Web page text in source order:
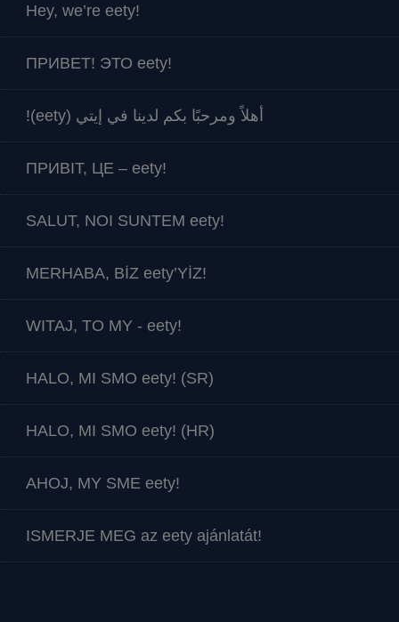
Hey, we’re eety!
ПРИВЕТ! ЭТО eety!
أهلاً ومرحبًا بكم لدينا في إيتي (eety)!
ПРИВІТ, ЦЕ – eety!
SALUT, NOI SUNTEM eety!
MERHABA, BİZ eety’YİZ!
WITAJ, TO MY - eety!
HALO, MI SMO eety! (SR)
HALO, MI SMO eety! (HR)
AHOJ, MY SME eety!
ISMERJE MEG az eety ajánlatát!